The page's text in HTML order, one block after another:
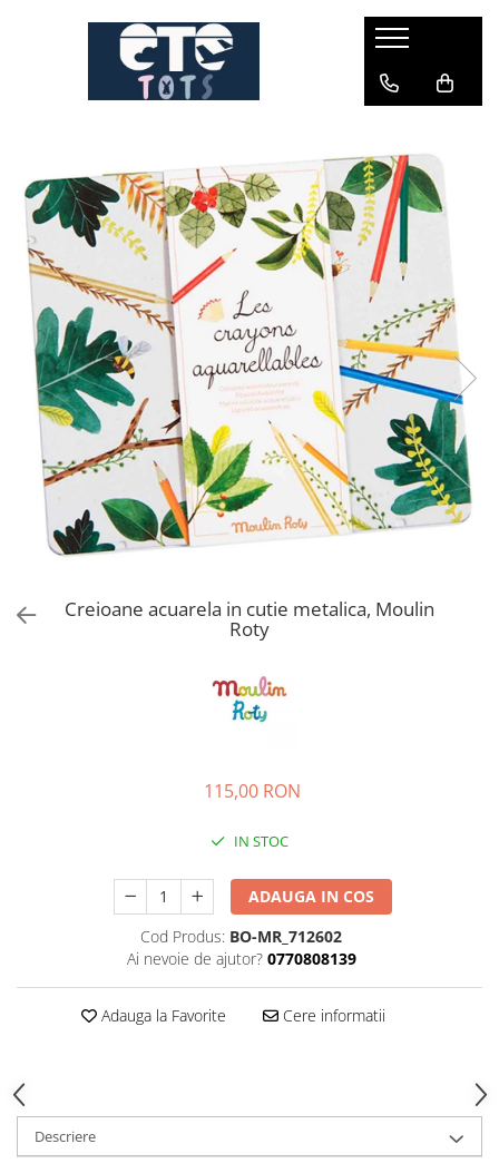
CĂRUCIOARE & SCAUNE AUTO
cărucioare U-GROW
scaune auto pentru avion
accesorii cărucioare
accesorii scaun auto
accesorii scaun avion
Creioane acuarela in cutie metalica, Moulin
Roty
115,00 RON
IN STOC
ADAUGA IN COS
Cod Produs: BO-MR_712602
Ai nevoie de ajutor? 0770808139
Adauga la Favorite Cere informatii
Descriere